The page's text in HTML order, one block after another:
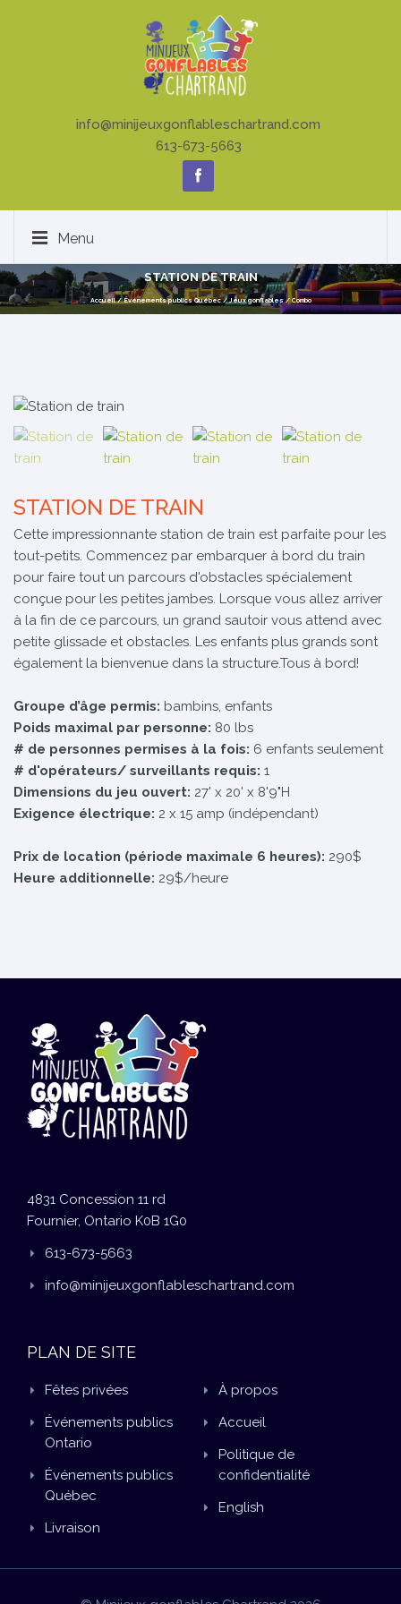
info@minijeuxgonflableschartrand.com
613-673-5663
Menu
STATION DE TRAIN
Accueil/Événements publics Québec/Jeux gonflables/ Combo
STATION DE TRAIN
Cette impressionnante station de train est parfaite pour les
tout-petits. Commencez par embarquer à bord du train
pour faire tout un parcours d'obstacles spécialement
conçue pour les petites jambes. Lorsque vous allez arriver
à la fin de ce parcours, un grand sautoir vous attend avec
petite glissade et obstacles. Les enfants plus grands sont
également la bienvenue dans la structure.Tous à bord!
Groupe d’âge permis: bambins, enfants
Poids maximal par personne: 80 lbs
# de personnes permises à la fois: 6 enfants seulement
# d'opérateurs/ surveillants requis: 1
Dimensions du jeu ouvert: 27' x 20' x 8'9"H
Exigence électrique: 2 x 15 amp (indépendant)
Prix de location (période maximale 6 heures): 290$
Heure additionnelle: 29$/heure
4831 Concession 11 rd
Fournier, Ontario K0B 1G0
613-673-5663
info@minijeuxgonflableschartrand.com
PLAN DE SITE
Fêtes privées
Événements publics
Ontario
Événements publics
Québec
Livraison
À propos
Accueil
Politique de
confidentialité
English